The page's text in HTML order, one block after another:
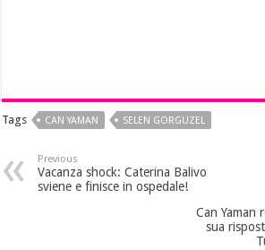
Tags CAN YAMAN SELEN GORGUZEL
Previous
Vacanza shock: Caterina Balivo
sviene e finisce in ospedale!
Can Yaman
sua